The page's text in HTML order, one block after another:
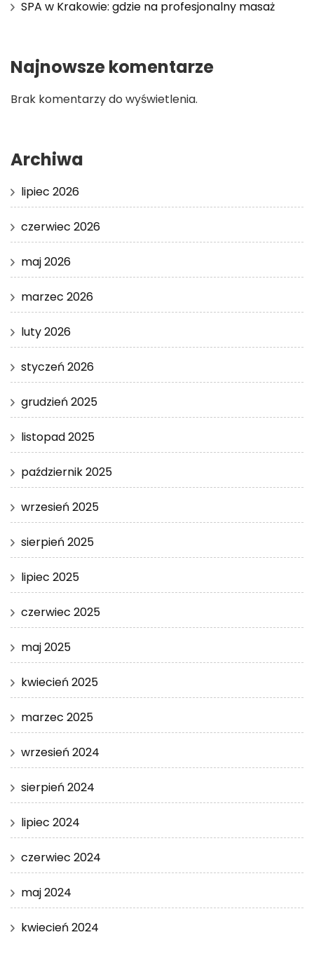
SPA w Krakowie: gdzie na profesjonalny masaż
Najnowsze komentarze
Brak komentarzy do wyświetlenia.
Archiwa
lipiec 2026
czerwiec 2026
maj 2026
marzec 2026
luty 2026
styczeń 2026
grudzień 2025
listopad 2025
październik 2025
wrzesień 2025
sierpień 2025
lipiec 2025
czerwiec 2025
maj 2025
kwiecień 2025
marzec 2025
wrzesień 2024
sierpień 2024
lipiec 2024
czerwiec 2024
maj 2024
kwiecień 2024